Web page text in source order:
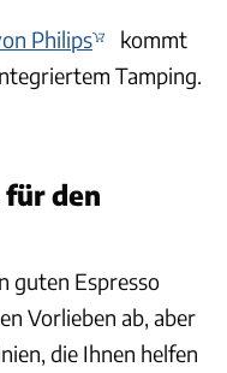
Philips
kommt
Tamping.
den
guten Espresso
Vorlieben ab, aber
die Ihnen helfen